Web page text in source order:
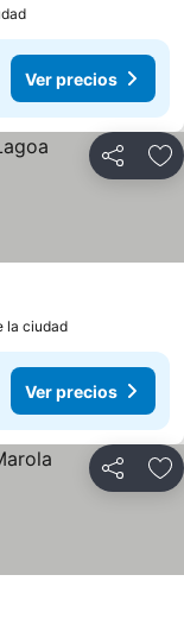
Ver precios
Compartir
la ciudad
Ver precios
Compartir